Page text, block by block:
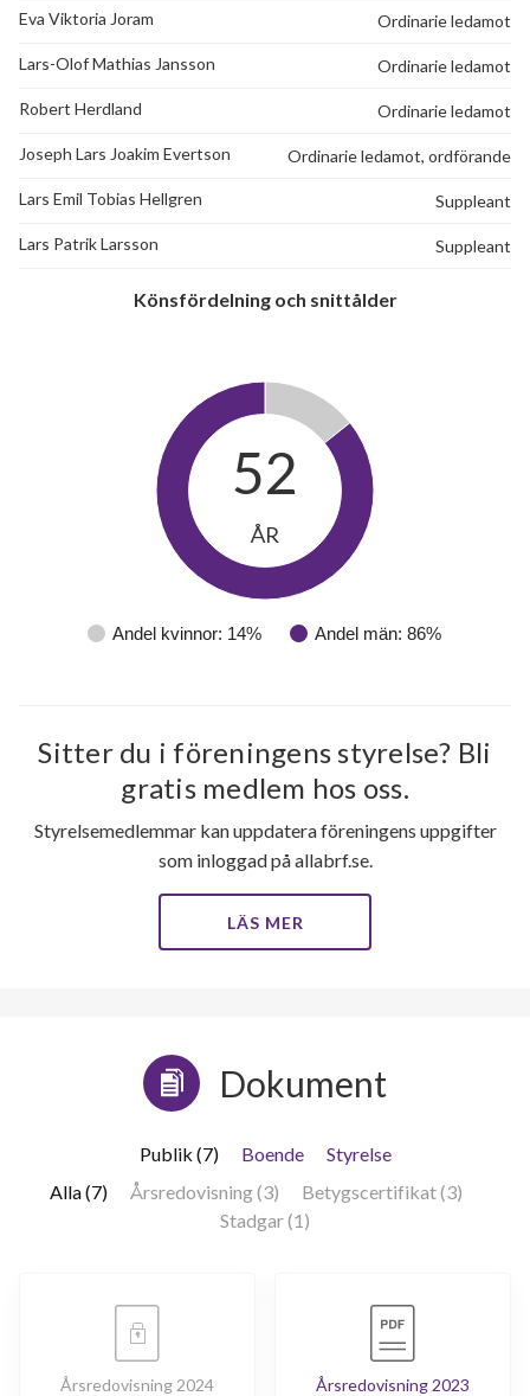
Eva Viktoria Joram Ordinarie ledamot
Lars-Olof Mathias Jansson Ordinarie ledamot
Robert Herdland Ordinarie ledamot
Joseph Lars Joakim Evertson Ordinarie ledamot, ordförande
Lars Emil Tobias Hellgren Suppleant
Lars Patrik Larsson Suppleant
Könsfördelning och snittålder
Andel kvinnor: 14% Andel män: 86%
52
ÅR
Sitter du i föreningens styrelse? Bli
gratis medlem hos oss.
Styrelsemedlemmar kan uppdatera föreningens uppgifter
som inloggad på allabrf.se.
LÄS MER
Dokument
Publik (7) Boende
Styrelse
Alla (7)
Årsredovisning (3)
Betygscertifikat (3)
Stadgar (1)
Årsredovisning 2024 Årsredovisning 2023